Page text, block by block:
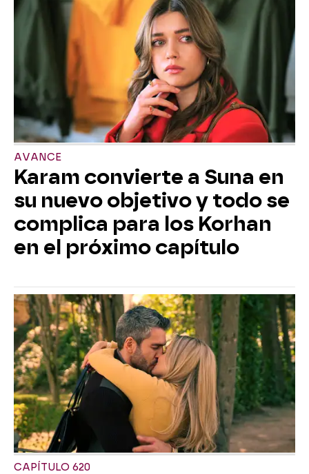
AVANCE
Karam convierte a Suna en
su nuevo objetivo y todo se
complica para los Korhan
en el próximo capítulo
CAPÍTULO 620